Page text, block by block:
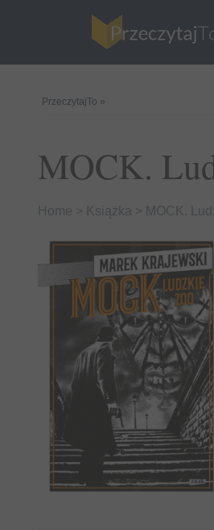
PrzeczytajTo »
MOCK.
Home Książka MOCK.